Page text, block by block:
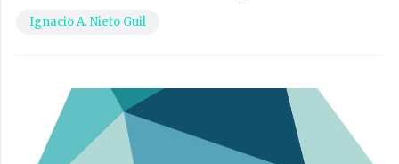
Ignacio A. Nieto Guil